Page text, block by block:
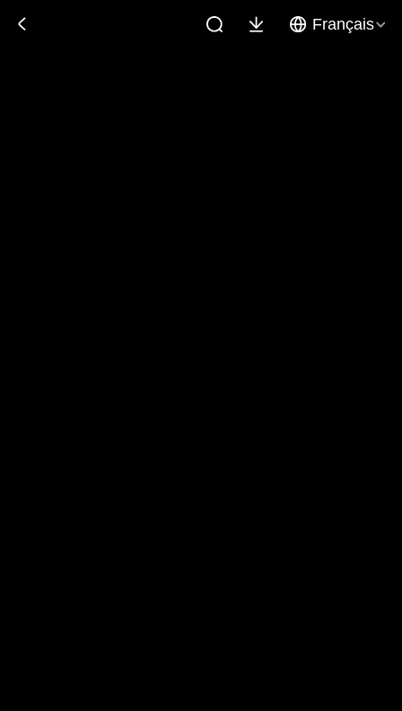
Français